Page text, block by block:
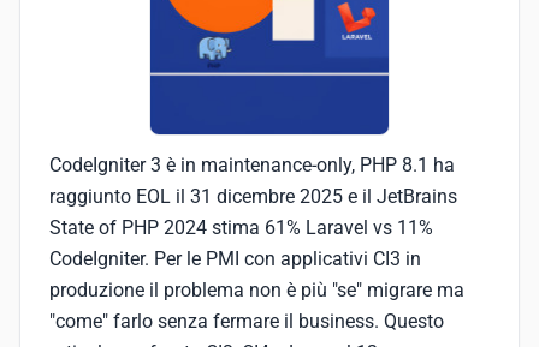
CodeIgniter 3 è in maintenance-only, PHP 8.1 ha
raggiunto EOL il 31 dicembre 2025 e il JetBrains
State of PHP 2024 stima 61% Laravel vs 11%
CodeIgniter. Per le PMI con applicativi CI3 in
produzione il problema non è più "se" migrare ma
"come" farlo senza fermare il business. Questo